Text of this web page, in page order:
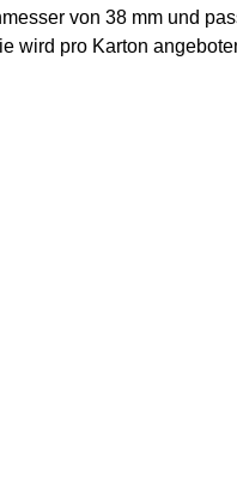
von 38 mm und
wird pro Karton